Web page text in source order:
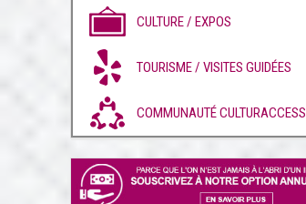
CULTURE / EXPOS
TOURISME / VISITES GUIDÉES
COMMUNAUTÉ CULTURACCESS